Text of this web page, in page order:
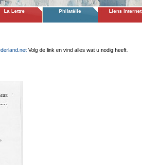
La Lettre Philatélie Liens Internet
Volg de link en vind alles wat u nodig heeft.